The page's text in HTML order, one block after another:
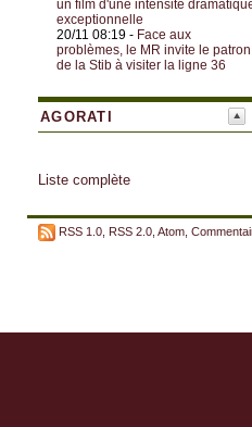
un film d'une intensité
exceptionnelle
20/11 08:19 - Face aux
problèmes, le MR invite le patron
de la Stib à visiter la ligne 36
AGORATI
Liste complète
RSS 1.0 RSS 2.0 Atom